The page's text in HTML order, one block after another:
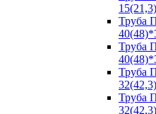
Труба
Труба
Труба
Труба